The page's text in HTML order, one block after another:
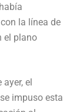
la línea de
el plano
el
impuso esta